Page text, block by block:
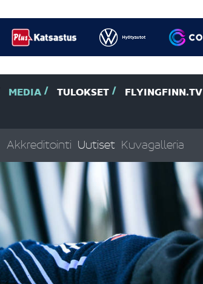
MEDIA TULOKSET FLYINGFINN.TV
Akkreditointi Uutiset Kuvagalleria